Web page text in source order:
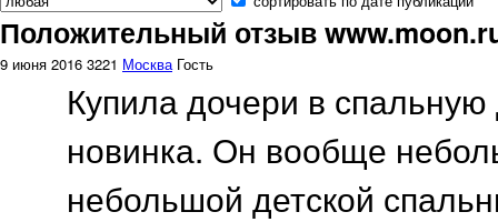
Положительный отзыв
9 июня 2016 3221 Москва Гость
Купила дочери в
новинка. Он вообще
небольшой детской